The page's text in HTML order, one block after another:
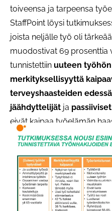
toiveensa ja tarpeensa
StaffPoint löysi
joista neljälle työ oli
muodostivat 69 prosenttia
tunnistettiin uuteen
merkityksellisyyttä
terveyshaasteiden
jäähdyttelijät ja passiiviset
eivät kaipaa työelämän